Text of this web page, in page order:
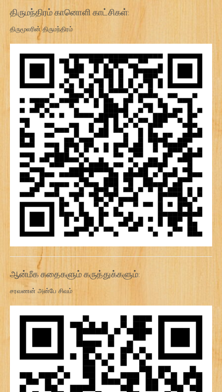
திருமந்திரம் கானொளி காட்சிகள்:
திருமூலரின் திருமந்திரம்
ஆன்மீக கதைகளும் கருத்துக்களும்:
சரவணன் அன்பே சிவம்